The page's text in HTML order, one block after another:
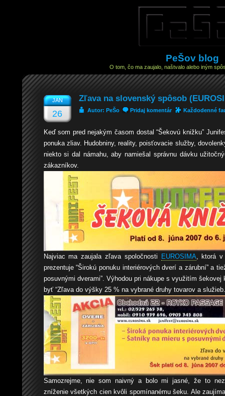
PeŠov blog
O tom, čo ma zaujalo, naštvalo alebo iným
JAN
26
Zľava na slovenský spôsob
Autor: PeŠo Pridaj komentár Každodenné
Keď som pred nejakým časom dostal “Šekovú knižku”
ponuka zliav. Hudobniny, reality, poisťovacie služby,
niekto si dal námahu, aby namiešal správnu dávku
zákazníkov.
Najviac ma zaujala zľava spoločnosti EUROSIMA, ktorá v
prezentuje “Širokú ponuku interiérových dverí a zárubní” a
posuvnými dverami”. Výhodou pri nákupe s využitím
byť “Zľava do výšky 25 % na vybrané druhy tovarov a
Samozrejme, nie som naivný a bolo mi jasné, že to
zníženie všetkých cien kvôli spomínanému šeku. Ale